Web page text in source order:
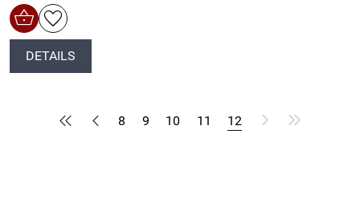
DETAILS
8 9 10 11 12